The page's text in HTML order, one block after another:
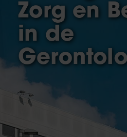
Zorg en
in de